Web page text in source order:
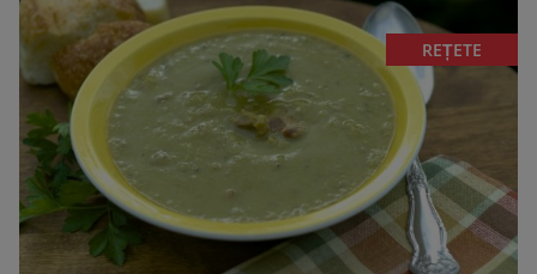
REȚETE